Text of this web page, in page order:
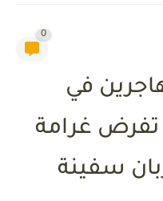
0
في
تفرض غرامة
سفينة